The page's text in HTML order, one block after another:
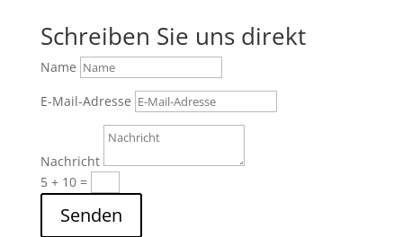
Schreiben Sie uns direkt
Name
E-Mail-Adresse
Nachricht
5 + 10=
Senden